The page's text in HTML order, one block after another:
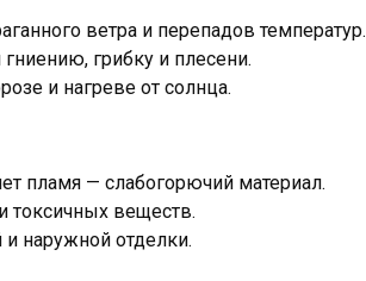
ветра и перепадов температур.
грибку и плесени.
и нагреве от солнца.
пламя — слабогорючий материал.
токсичных веществ.
и наружной отделки.